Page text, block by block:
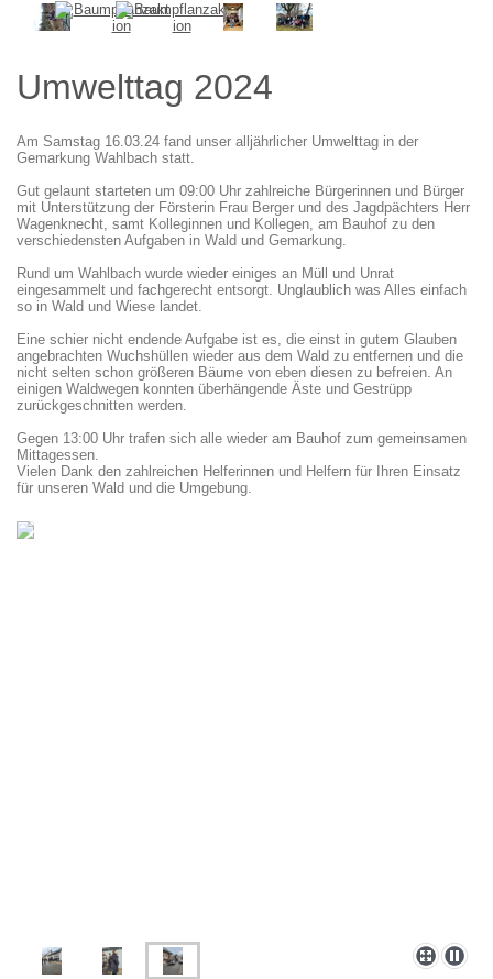
Umwelttag 2024
Am Samstag 16.03.24 fand unser alljährlicher Umwelttag in der
Gemarkung Wahlbach statt.
Gut gelaunt starteten um 09:00 Uhr zahlreiche Bürgerinnen und Bürger
mit Unterstützung der Försterin Frau Berger und des Jagdpächters Herr
Wagenknecht, samt Kolleginnen und Kollegen, am Bauhof zu den
verschiedensten Aufgaben in Wald und Gemarkung.
Rund um Wahlbach wurde wieder einiges an Müll und Unrat
eingesammelt und fachgerecht entsorgt. Unglaublich was Alles einfach
so in Wald und Wiese landet.
Eine schier nicht endende Aufgabe ist es, die einst in gutem Glauben
angebrachten Wuchshüllen wieder aus dem Wald zu entfernen und die
nicht selten schon größeren Bäume von eben diesen zu befreien. An
einigen Waldwegen konnten überhängende Äste und Gestrüpp
zurückgeschnitten werden.
Gegen 13:00 Uhr trafen sich alle wieder am Bauhof zum gemeinsamen
Mittagessen.
Vielen Dank den zahlreichen Helferinnen und Helfern für Ihren Einsatz
für unseren Wald und die Umgebung.